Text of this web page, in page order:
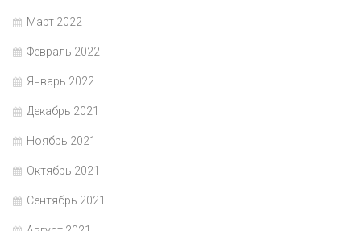
Март 2022
Февраль 2022
Январь 2022
Декабрь 2021
Ноябрь 2021
Октябрь 2021
Сентябрь 2021